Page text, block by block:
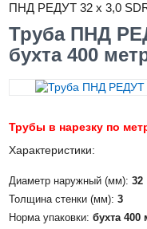
ПНД РЕДУТ 32 х 3,0
Труба ПНД
бухта 400
Трубы в нарезку по
Характеристики:
Диаметр наружный (мм): 32
Толщина стенки (мм): 3
Норма упаковки: бухта 400